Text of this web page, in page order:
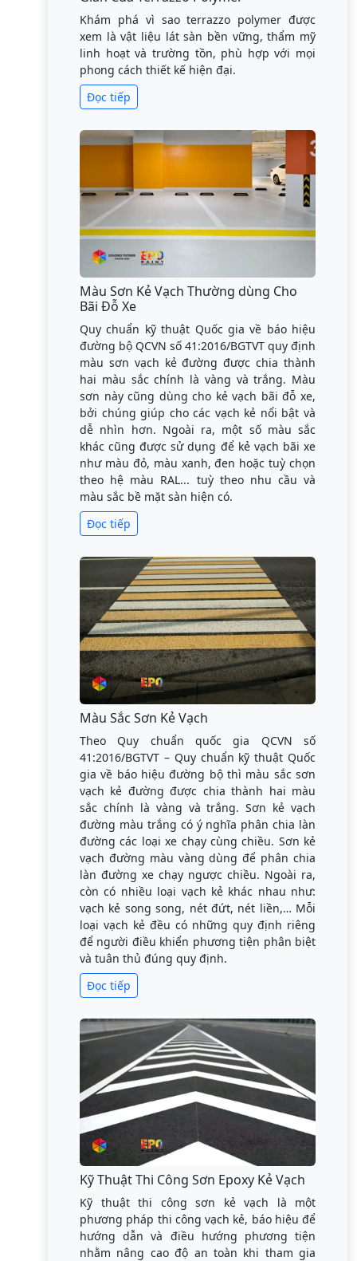
Khám phá vì sao terrazzo polymer được
xem là vật liệu lát sàn bền vững, thẩm mỹ
linh hoạt và trường tồn, phù hợp với mọi
phong cách thiết kế hiện đại.
Đọc tiếp
Màu Sơn Kẻ Vạch Thường dùng Cho
Bãi Đỗ Xe
Quy chuẩn kỹ thuật Quốc gia về báo hiệu
đường bộ QCVN số 41:2016/BGTVT quy định
màu sơn vạch kẻ đường được chia thành
hai màu sắc chính là vàng và trắng. Màu
sơn này cũng dùng cho kẻ vạch bãi đỗ xe,
bởi chúng giúp cho các vạch kẻ nổi bật và
dễ nhìn hơn. Ngoài ra, một số màu sắc
khác cũng được sử dụng để kẻ vạch bãi xe
như màu đỏ, màu xanh, đen hoặc tuỳ chọn
theo hệ màu RAL... tuỳ theo nhu cầu và
màu sắc bề mặt sàn hiện có.
Đọc tiếp
Màu Sắc Sơn Kẻ Vạch
Theo Quy chuẩn quốc gia QCVN số
41:2016/BGTVT – Quy chuẩn kỹ thuật Quốc
gia về báo hiệu đường bộ thì màu sắc sơn
vạch kẻ đường được chia thành hai màu
sắc chính là vàng và trắng. Sơn kẻ vạch
đường màu trắng có ý nghĩa phân chia làn
đường các loại xe chạy cùng chiều. Sơn kẻ
vạch đường màu vàng dùng để phân chia
làn đường xe chạy ngược chiều. Ngoài ra,
còn có nhiều loại vạch kẻ khác nhau như:
vạch kẻ song song, nét đứt, nét liền,… Mỗi
loại vạch kẻ đều có những quy định riêng
để người điều khiển phương tiện phân biệt
và tuân thủ đúng quy định.
Đọc tiếp
Kỹ Thuật Thi Công Sơn Epoxy Kẻ Vạch
Kỹ thuật thi công sơn kẻ vạch là một
phương pháp thi công vạch kẻ, báo hiệu để
hướng dẫn và điều hướng phương tiện
nhằm nâng cao độ an toàn khi tham gia